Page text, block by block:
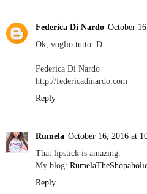
Federica Di Nardo October
Ok, voglio tutto :D
Federica Di Nardo
http://federicadinardo.com
Reply
Rumela October 16, 2016 at
That lipstick is amazing.
My blog:
Reply